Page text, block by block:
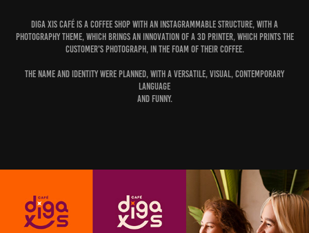
Diga Xis Café is a coffee shop with an instagrammable structure, with a
photography theme, which brings an innovation of a 3D printer, which prints the
customer's photograph, in the foam of their coffee.
The name and identity were planned, with a versatile, visual, contemporary
language
and funny.​​​​​​​